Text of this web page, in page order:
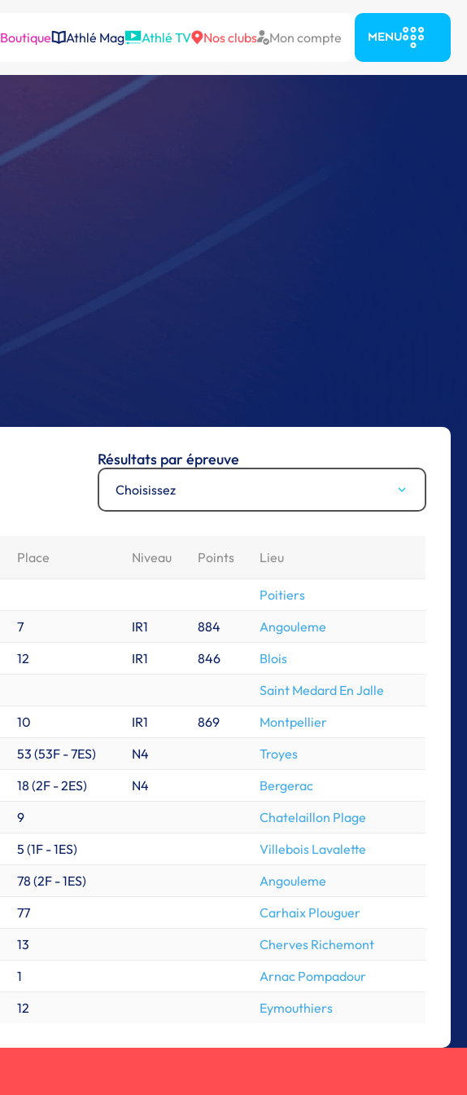
Boutique Athlé Mag Athlé TV Nos clubs Mon compte MENU
Résultats par épreuve
Choisissez
Place Niveau Points Lieu
Poitiers
7 IR1 884
Angouleme
12 IR1 846
Blois
Saint Medard En Jalle
10 IR1 869
Montpellier
53 (53F -7ES) N4
Troyes
18 (2F -2ES) N4
Bergerac
9
Chatelaillon Plage
5 (1F -1ES)
Villebois Lavalette
78 (2F -1ES)
Angouleme
77
Carhaix Plouguer
13
Cherves Richemont
1
Arnac Pompadour
12 Eymouthiers